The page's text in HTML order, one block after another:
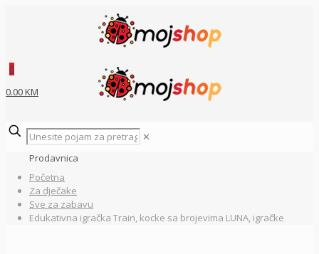
0
0.00 KM
✕
Prodavnica
Početna
Za dječake
Sve za zabavu
Edukativna igračka Train, kocke sa brojevima LUNA, igračke